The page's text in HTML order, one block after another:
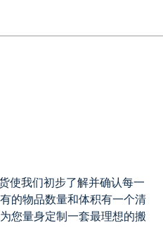
使我们初步了解并确认每一
的物品数量和体积有一个清
您量身定制一套最理想的搬